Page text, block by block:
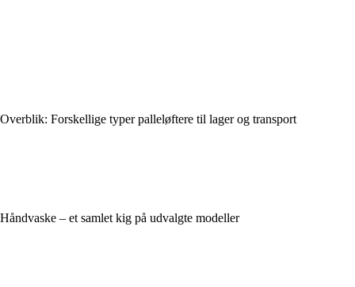
Overblik: Forskellige typer palleløftere til lager og transport
Håndvaske – et samlet kig på udvalgte modeller